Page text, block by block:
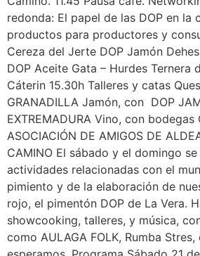
redonda: El papel de las DOP en la
productos para productores y
Cereza del Jerte DOP Jamón
DOP Aceite Gata – Hurdes Ternera
Cáterin 15.30h Talleres y catas
GRANADILLA Jamón, con DOP
EXTREMADURA Vino, con
ASOCIACIÓN DE AMIGOS DE
CAMINO El sábado y el domingo
actividades relacionadas con el
pimiento y de la elaboración de
rojo, el pimentón DOP de La Vera.
showcooking, talleres, y música,
como AULAGA FOLK, Rumba